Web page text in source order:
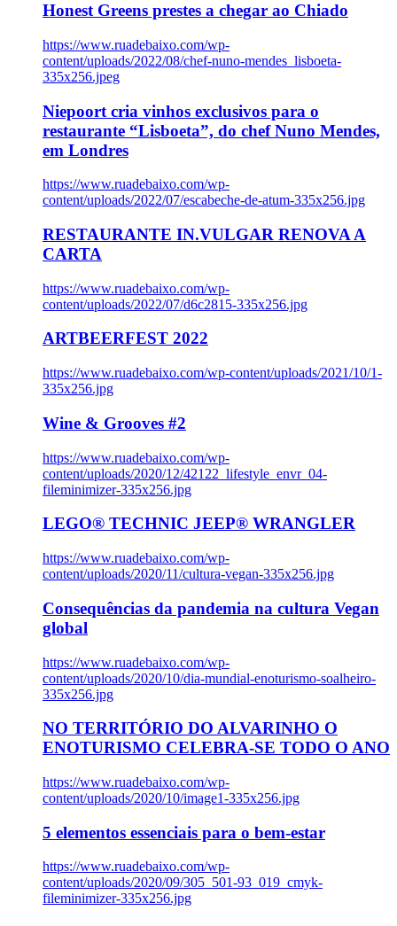
Honest Greens prestes a chegar ao Chiado
https://www.ruadebaixo.com/wp-
content/uploads/2022/08/chef-nuno-mendes_lisboeta-
335x256.jpeg
Niepoort cria vinhos exclusivos para o
restaurante “Lisboeta”, do chef Nuno Mendes,
em Londres
https://www.ruadebaixo.com/wp-
content/uploads/2022/07/escabeche-de-atum-335x256.jpg
RESTAURANTE IN.VULGAR RENOVA A
CARTA
https://www.ruadebaixo.com/wp-
content/uploads/2022/07/d6c2815-335x256.jpg
ARTBEERFEST 2022
https://www.ruadebaixo.com/wp-content/uploads/2021/10/1-
335x256.jpg
Wine & Grooves #2
https://www.ruadebaixo.com/wp-
content/uploads/2020/12/42122_lifestyle_envr_04-
fileminimizer-335x256.jpg
LEGO® TECHNIC JEEP® WRANGLER
https://www.ruadebaixo.com/wp-
content/uploads/2020/11/cultura-vegan-335x256.jpg
Consequências da pandemia na cultura Vegan
global
https://www.ruadebaixo.com/wp-
content/uploads/2020/10/dia-mundial-enoturismo-soalheiro-
335x256.jpg
NO TERRITÓRIO DO ALVARINHO O
ENOTURISMO CELEBRA-SE TODO O ANO
https://www.ruadebaixo.com/wp-
content/uploads/2020/10/image1-335x256.jpg
5 elementos essenciais para o bem-estar
https://www.ruadebaixo.com/wp-
content/uploads/2020/09/305_501-93_019_cmyk-
fileminimizer-335x256.jpg